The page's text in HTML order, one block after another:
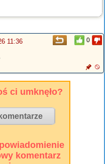
0
11:36
ci umknęło?
komentarz